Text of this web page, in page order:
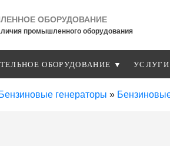
ОБОРУДОВАНИЕ
промышленного оборудования
ОБОРУДОВАНИЕ ▼ УСЛУГИ
Бензиновые генераторы »